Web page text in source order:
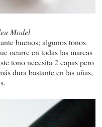
Model
buenos; algunos tonos
ocurre en todas las marcas
tono necesita 2 capas pero
dura bastante en las uñas,